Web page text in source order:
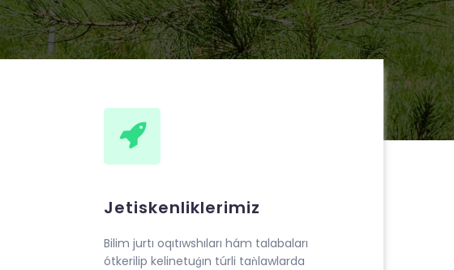
Jetiskenliklerimiz
Bilim jurtı oqıtıwshıları hám talabaları
ótkerilip kelinetuǵın túrli taǹlawlarda